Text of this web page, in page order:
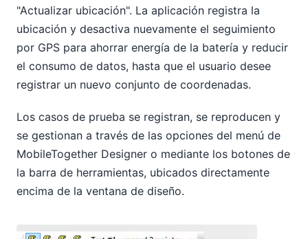
"Actualizar ubicación". La aplicación registra la
ubicación y desactiva nuevamente el seguimiento
por GPS para ahorrar energía de la batería y reducir
el consumo de datos, hasta que el usuario desee
registrar un nuevo conjunto de coordenadas.
Los casos de prueba se registran, se reproducen y
se gestionan a través de las opciones del menú de
MobileTogether Designer o mediante los botones de
la barra de herramientas, ubicados directamente
encima de la ventana de diseño.